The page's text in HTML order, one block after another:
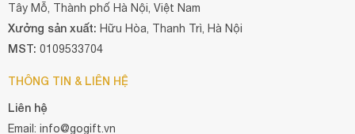
Tây Mỗ, Thành phố Hà Nội, Việt Nam
Xưởng sản xuất: Hữu Hòa, Thanh Trì, Hà Nội
MST: 0109533704
THÔNG TIN & LIÊN HỆ
Liên hệ
Email: info@gogift.vn